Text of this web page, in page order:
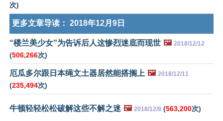
次)
更多文章导读： 2018年12月9日
“楼兰美少女”为告诉后人这惨烈迷底而现世 🖼️ 2018/12/12
(506,266次)
厄瓜多尔跟日本绳文土器居然能搭搁上 🖼️ 2018/12/11
(235,494次)
牛顿轻轻松松破解这些不解之迷 🖼️ 2018/12/9 (563,200次)